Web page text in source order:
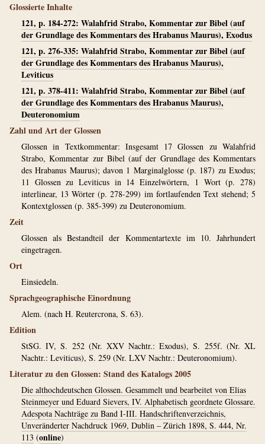
Glossierte Inhalte
121, p. 184-272: Walahfrid Strabo, Kommentar zur Bibel (auf
der Grundlage des Kommentars des Hrabanus Maurus), Exodus
121, p. 276-335: Walahfrid Strabo, Kommentar zur Bibel (auf
der Grundlage des Kommentars des Hrabanus Maurus),
Leviticus
121, p. 378-411: Walahfrid Strabo, Kommentar zur Bibel (auf
der Grundlage des Kommentars des Hrabanus Maurus),
Deuteronomium
Zahl und Art der Glossen
Glossen in Textkommentar: Insgesamt 17 Glossen zu Walahfrid
Strabo, Kommentar zur Bibel (auf der Grundlage des Kommentars
des Hrabanus Maurus); davon 1 Marginalglosse (p. 187) zu Exodus;
11 Glossen zu Leviticus in 14 Einzelwörtern, 1 Wort (p. 278)
interlinear, 13 Wörter (p. 278-299) im fortlaufenden Text stehend; 5
Kontextglossen (p. 385-399) zu Deuteronomium.
Zeit
Glossen als Bestandteil der Kommentartexte im 10. Jahrhundert
eingetragen.
Ort
Einsiedeln.
Sprachgeographische Einordnung
Alem. (nach H. Reutercrona, S. 63).
Edition
StSG. IV, S. 252 (Nr. XXV Nachtr.: Exodus), S. 255f. (Nr. XL
Nachtr.: Leviticus), S. 259 (Nr. LXV Nachtr.: Deuteronomium).
Literatur zu den Glossen: Stand des Katalogs 2005
Die althochdeutschen Glossen. Gesammelt und bearbeitet von Elias
Steinmeyer und Eduard Sievers, IV. Alphabetisch geordnete Glossare.
Adespota Nachträge zu Band I-III. Handschriftenverzeichnis,
Unveränderter Nachdruck 1969, Dublin – Zürich 1898, S. 444, Nr.
113 (online)